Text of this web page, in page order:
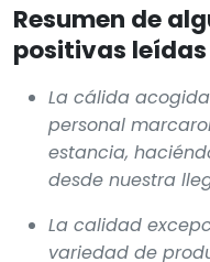
Resumen de
positivas leídas
La cálida
personal
estancia,
desde nuestra
La calidad
variedad de